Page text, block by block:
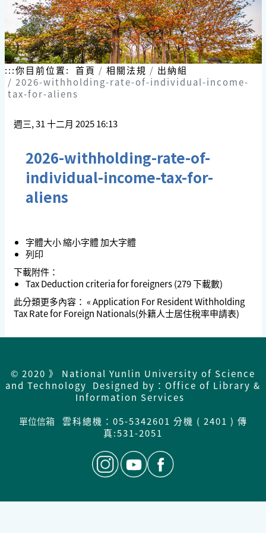
:::你目前位置: 首頁 相關法規
出納組
2026-withholding-rate-of-individual-income-
tax-for-aliens
週三, 31 十二月 2025 16:13
2026-withholding-rate-of-
individual-income-tax-for-
aliens
字體大小縮小字體加大字體
列印
下載附件：
Tax Deduction criteria for foreigners (279 下載數)
此分類更多內容： « Application For Resident Withholding
Tax Rate for Foreign Nationals(外籍人士居住稅率申請表)
© 2020 》 National Yunlin University of Science
and Technology Designed by：Office of Library &
Information Services
單位信箱
雲科總機：05-5342601 分機 ( 2401 ) 傳
真:531-2051